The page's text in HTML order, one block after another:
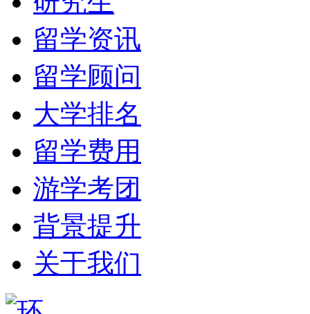
留学资讯
留学顾问
大学排名
留学费用
游学考团
背景提升
关于我们